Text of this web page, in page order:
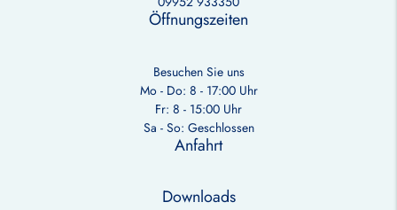
Öffnungszeiten
Besuchen Sie uns
Mo - Do: 8 - 17:00 Uhr
Fr: 8 - 15:00 Uhr
Sa - So: Geschlossen
Anfahrt
Downloads